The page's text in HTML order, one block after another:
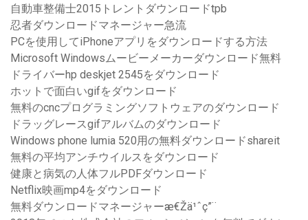
自動車整備士2015トレントダウンロードtpb
忍者ダウンロードマネージャー急流
PCを使用してiPhoneアプリをダウンロードする方法
Microsoft Windowsムービーメーカーダウンロード無料
ドライバーhp deskjet 2545をダウンロード
ホットで面白いgifをダウンロード
無料のcncプログラミングソフトウェアのダウンロード
ドラッグレースgifアルバムのダウンロード
Windows phone lumia 520用の無料ダウンロードshareit
無料の平均アンチウイルスをダウンロード
健康と病気の人体フルPDFダウンロード
Netflix映画mp4をダウンロード
無料ダウンロードマネージャーæ€Žä¹ˆç”¨